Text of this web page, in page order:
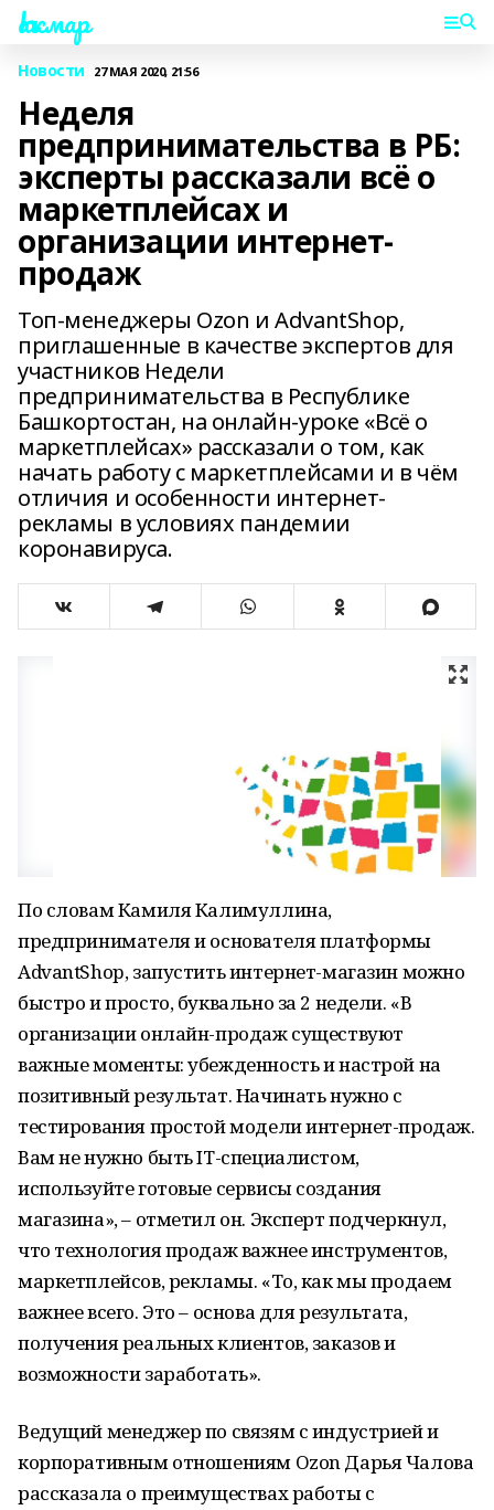
Һаҡмар
Новости 27 МАЯ 2020, 21:56
Неделя
предпринимательства в РБ:
эксперты рассказали всё о
маркетплейсах и
организации интернет-
продаж
Топ-менеджеры Ozon и AdvantShop,
приглашенные в качестве экспертов для
участников Недели
предпринимательства в Республике
Башкортостан, на онлайн-уроке «Всё о
маркетплейсах» рассказали о том, как
начать работу с маркетплейсами и в чём
отличия и особенности интернет-
рекламы в условиях пандемии
коронавируса.
По словам Камиля Калимуллина,
предпринимателя и основателя платформы
AdvantShop, запустить интернет-магазин можно
быстро и просто, буквально за 2 недели. «В
организации онлайн-продаж существуют
важные моменты: убежденность и настрой на
позитивный результат. Начинать нужно с
тестирования простой модели интернет-продаж.
Вам не нужно быть IT-специалистом,
используйте готовые сервисы создания
магазина», – отметил он. Эксперт подчеркнул,
что технология продаж важнее инструментов,
маркетплейсов, рекламы. «То, как мы продаем
важнее всего. Это – основа для результата,
получения реальных клиентов, заказов и
возможности заработать».
Ведущий менеджер по связям с индустрией и
корпоративным отношениям Ozon Дарья Чалова
рассказала о преимуществах работы с